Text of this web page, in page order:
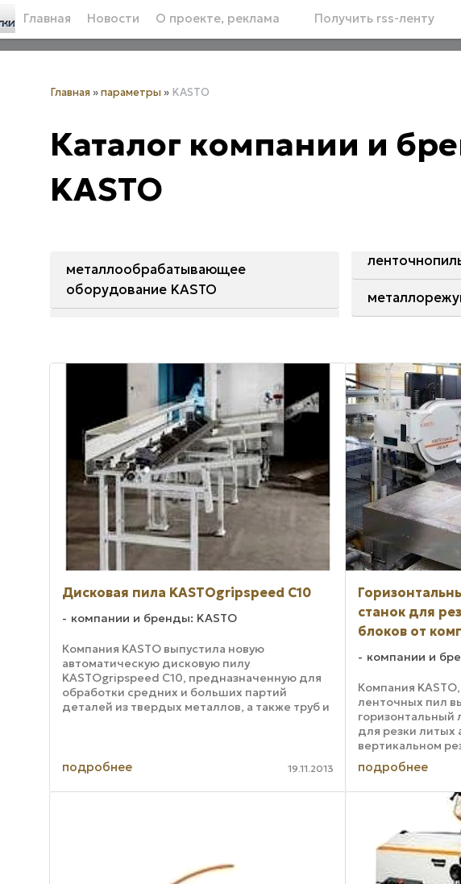
Главная Новости О проекте, реклама Получить rss-ленту
Главная »параметры » KASTO
Каталог компании и
KASTO
металлообрабатывающее
оборудование KASTO
Дисковая пила KASTOgripspeed C10
компании и бренды: KASTO
Компания KASTO выпустила новую
автоматическую дисковую пилу
KASTOgripspeed C10, предназначенную для
обработки средних и больших партий
деталей из твердых металлов, а также труб и
подробнее 19.11.2013
станок для
блоков от
компании и
Компания
ленточных пил
горизонтальный
для резки
вертикальном
переустановки
которая успешно
подробнее